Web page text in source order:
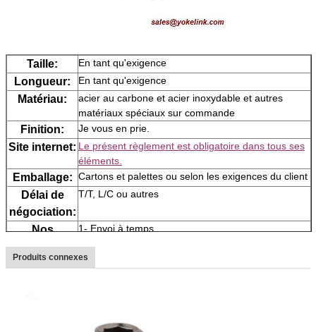
Taille: En tant qu'exigence
Longueur: En tant qu'exigence
Matériau:
acier au carbone et acier inoxydable et autres
matériaux spéciaux sur commande
Finition: Je vous en prie.
Site internet: Le présent règlement est obligatoire dans tous ses
éléments.
Emballage: Cartons et palettes ou selon les exigences du client
Délai de
négociation:
T/T, L/C ou autres
Nos
avantages:
1- Envoi à temps.
2Protection des paiements
3Protection de la qualité des produits
spécial et produits non standard, s'il vous plaît
Produits connexes